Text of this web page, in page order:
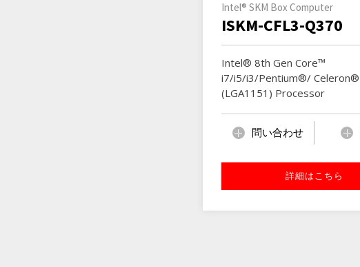
Intel® SKM Box Computer
ISKM-CFL3-Q370
Intel® 8th Gen Core™
i7/i5/i3/Pentium®/ Celeron®
(LGA1151) Processor
問い合わせ
詳細はこちら